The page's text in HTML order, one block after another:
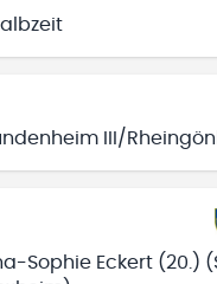
III/
Sophie Eckert (20.)